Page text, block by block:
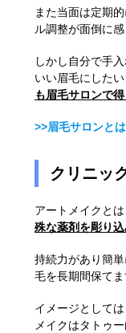
また当面は定期
ル調整が面倒に
しかし自分で手
いい眉毛にしたい
も眉毛サロンで
>>眉毛サロンと
クリニッ
アートメイクと
殊な薬剤を彫り
持続力があり簡
毛を長期間保てま
イメージとして
メイクはタトゥ